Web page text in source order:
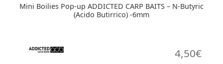
Mini Boilies Pop-up ADDICTED CARP BAITS – N-Butyric
(Acido Butirrico) -6mm
4,50€